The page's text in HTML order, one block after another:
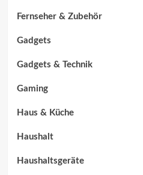
Fernseher & Zubehör
Gadgets
Gadgets & Technik
Gaming
Haus & Küche
Haushalt
Haushaltsgeräte